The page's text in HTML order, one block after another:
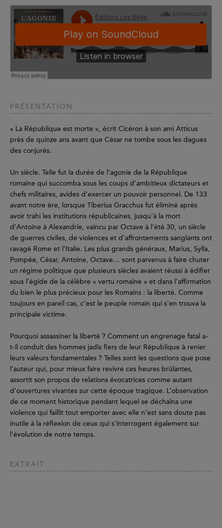
PRÉSENTATION
« La République est morte », écrit Cicéron à son ami Atticus
près de quinze ans avant que César ne tombe sous les dagues
des conjurés.
Un siècle. Telle fut la durée de l’agonie de la République
romaine qui succomba sous les coups d’ambitieux dictateurs et
chefs militaires, avides d’exercer un pouvoir personnel. De 133
avant notre ère, lorsque Tiberius Gracchus fut éliminé après
avoir trahi les institutions républicaines, jusqu’à la mort
d’Antoine à Alexandrie, vaincu par Octave à l’été 30, un siècle
de guerres civiles, de violences et d’affrontements sanglants ont
ravagé Rome et l’Italie. Les plus grands généraux, Marius, Sylla,
Pompée, César, Antoine, Octave… sont parvenus à faire chuter
un régime politique que plusieurs siècles avaient réussi à édifier
sous l’égide de la célèbre « vertu romaine » et dans l’affirmation
du bien le plus précieux pour les Romains : la liberté. Comme
toujours en pareil cas, c’est le peuple romain qui s’en trouva la
principale victime.
Pourquoi assassiner la liberté ? Comment un engrenage fatal a-
t-il conduit des hommes jadis fiers de leur République à renier
leurs valeurs fondamentales ? Telles sont les questions que pose
l’auteur qui, pour mieux faire revivre ces heures brûlantes,
assortit son propos de relations évocatrices comme autant
d’ouvertures vivantes sur cette époque tragique. L’observation
de ce moment historique pendant lequel se déchaîna une
violence qui faillit tout emporter avec elle n’est sans doute pas
inutile à la réflexion de ceux qui s’interrogent également sur
l’évolution de notre temps.
EXTRAIT